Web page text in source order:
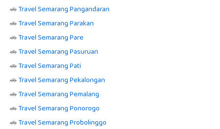
🚗Travel Semarang Pangandaran
🚗Travel Semarang Parakan
🚗Travel Semarang Pare
🚗Travel Semarang Pasuruan
🚗Travel Semarang Pati
🚗Travel Semarang Pekalongan
🚗Travel Semarang Pemalang
🚗Travel Semarang Ponorogo
🚗Travel Semarang Probolinggo